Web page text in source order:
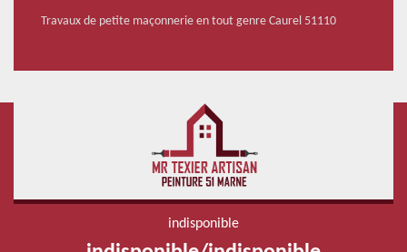
Travaux de petite maçonnerie en tout genre Caurel 51110
indisponible